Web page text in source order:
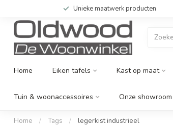
Unieke maatwerk producten
Home Eiken tafels Kast op maat
Tuin & woonaccessoires Onze showroom
Home / Tags / legerkist industrieel